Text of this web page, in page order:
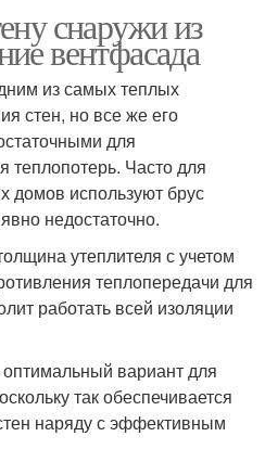
снаружи из
вентфасада
из самых теплых
стен, но все же его
для
теплопотерь. Часто для
домов используют брус
недостаточно.
утеплителя с учетом
теплопередачи для
работать всей изоляции
вариант для
так обеспечивается
наряду с эффективным